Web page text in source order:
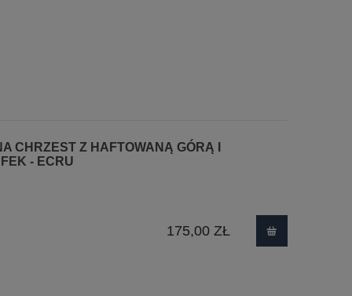
CHRZEST Z HAFTOWANĄ GÓRĄ I
- ECRU
175,00 ZŁ